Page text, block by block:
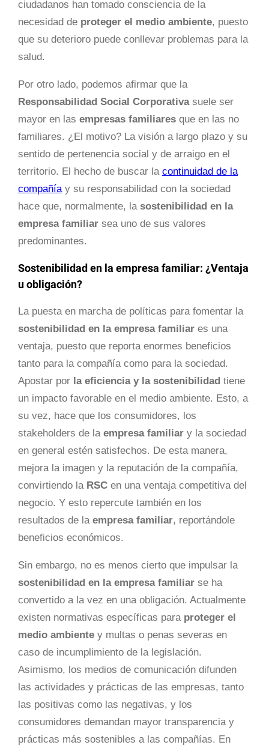
ciudadanos han tomado consciencia de la
necesidad de proteger el medio ambiente, puesto
que su deterioro puede conllevar problemas para la
salud.
Por otro lado, podemos afirmar que la
Responsabilidad Social Corporativasuele ser
mayor en las empresas familiares que en las no
familiares. ¿El motivo? La visión a largo plazo y su
sentido de pertenencia social y de arraigo en el
territorio. El hecho de buscar la continuidad de la
compañía y su responsabilidad con la sociedad
hace que, normalmente, la sostenibilidad en la
empresa familiar sea uno de sus valores
predominantes.
Sostenibilidad en la empresa familiar: ¿Ventaja
u obligación?
La puesta en marcha de políticas para fomentar la
sostenibilidad en la empresa familiar es una
ventaja, puesto que reporta enormes beneficios
tanto para la compañía como para la sociedad.
Apostar por la eficiencia y la sostenibilidad tiene
un impacto favorable en el medio ambiente. Esto, a
su vez, hace que los consumidores, los
stakeholders de la empresa familiar y la sociedad
en general estén satisfechos. De esta manera,
mejora la imagen y la reputación de la compañía,
convirtiendo la RSC en una ventaja competitiva del
negocio. Y esto repercute también en los
resultados de la empresa familiar, reportándole
beneficios económicos.
Sin embargo, no es menos cierto que impulsar la
sostenibilidad en la empresa familiar se ha
convertido a la vez en una obligación. Actualmente
existen normativas específicas para proteger el
medio ambiente y multas o penas severas en
caso de incumplimiento de la legislación.
Asimismo, los medios de comunicación difunden
las actividades y prácticas de las empresas, tanto
las positivas como las negativas, y los
consumidores demandan mayor transparencia y
prácticas más sostenibles a las compañías. En